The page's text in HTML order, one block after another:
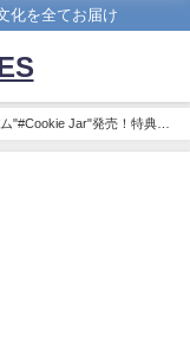
化を全てお届け
"#Cookie Jar"発売！特典会